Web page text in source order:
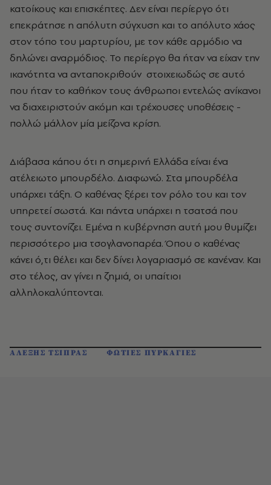
κατοίκους και επισκέπτες. Δεν είναι περίεργο ότι
επεκράτησε η απόλυτη σύγχυση και το απόλυτο χάος
στον τόπο του μαρτυρίου, με τον κάθε αρμόδιο να
δηλώνει αναρμόδιος. Το περίεργο θα ήταν να είχαν την
ικανότητα να ανταποκριθούν στοιχειωδώς σε αυτό
που ήταν το καθήκον τους άνθρωποι εντελώς ανίκανοι
να διαχειριστούν ακόμη και τρέχουσες υποθέσεις -
πολλώ μάλλον μία μείζονα κρίση.
Διάβασα κάπου ότι η σημερινή Ελλάδα είναι ένα
ατέλειωτο μπουρδέλο. Διαφωνώ. Στα μπουρδέλα
υπάρχει τάξη. Ο καθένας ξέρει τον ρόλο του και τον
υπηρετεί σωστά. Και πάντα υπάρχει η τσατσά που
τους συντονίζει. Εμένα η κυβέρνηση αυτή μου θυμίζει
περισσότερο μια τσογλανοπαρέα. Όπου ο καθένας
κάνει ό,τι θέλει και δεν δίνει λογαριασμό σε κανέναν. Και
στο τέλος, αν γίνει η ζημιά, οι υπαίτιοι
αλληλοκαλύπτονται.
ΑΛΕΞΗΣ ΤΣΙΠΡΑΣ ΦΩΤΙΕΣ ΠΥΡΚΑΓΙΕΣ